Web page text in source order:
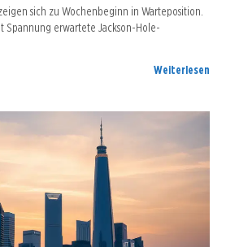
sich zu Wochenbeginn in Warteposition.
Spannung erwartete Jackson-Hole-
Weiterlesen